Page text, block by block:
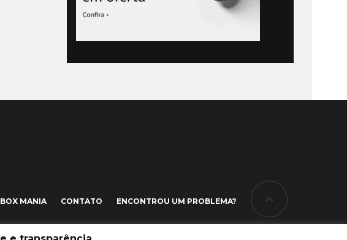
MANIA CONTATO ENCONTROU UM PROBLEMA?